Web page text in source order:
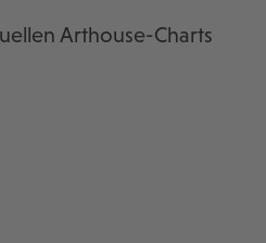
Arthouse-Charts